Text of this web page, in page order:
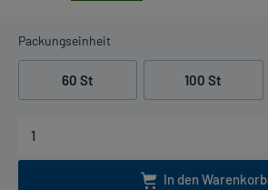
Packungseinheit
60 St 100 St
In den Warenkorb